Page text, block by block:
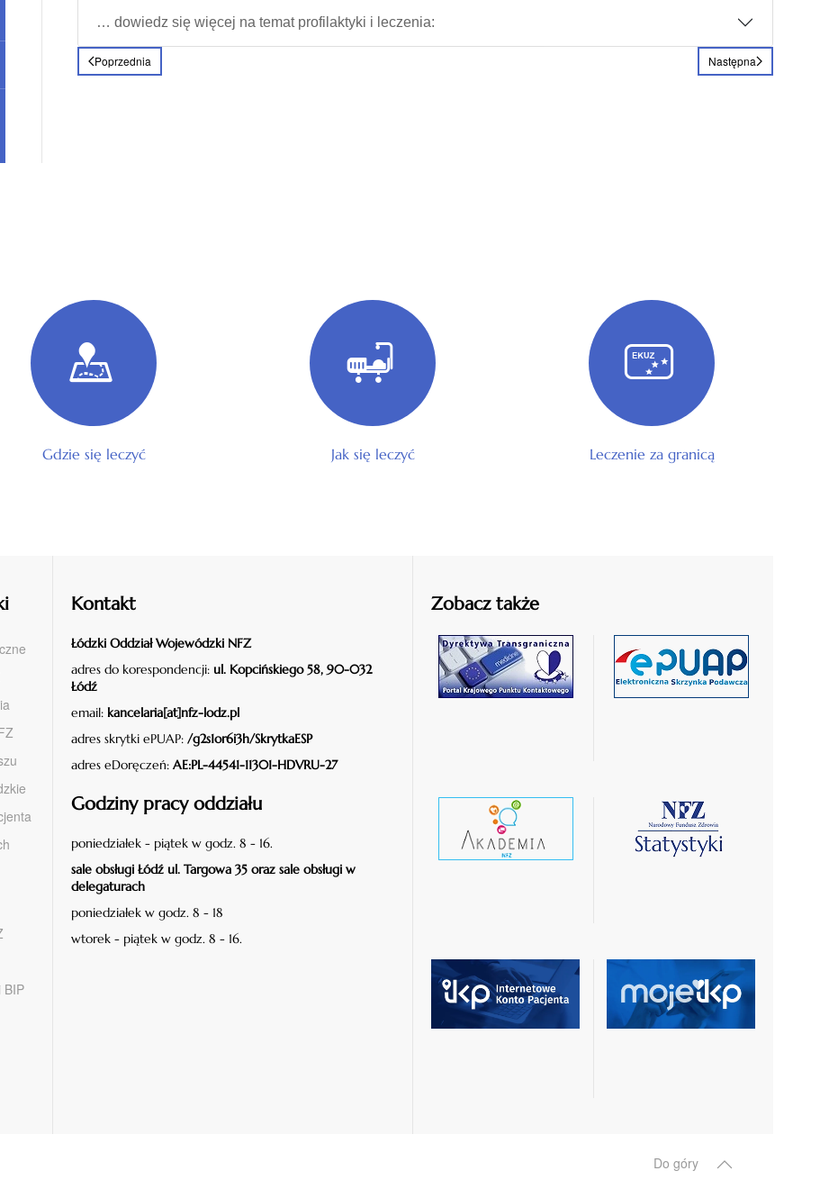
… dowiedz się więcej na temat profilaktyki i leczenia:
Poprzednia Następna
Gdzie się leczyć Jak się leczyć Leczenie za granicą
BIP
Kontakt
Łódzki Oddział Wojewódzki NFZ
adres do korespondencji: ul. Kopcińskiego 58, 90-032
Łódź
email: kancelaria[at]nfz-lodz.pl
adres skrytki ePUAP: /g2s1or6i3h/SkrytkaESP
adres eDoręczeń: AE:PL-44541-11301-HDVRU-27
Godziny pracy oddziału
poniedziałek - piątek w godz. 8 - 16.
sale obsługi Łódź ul. Targowa 35 oraz sale obsługi w
delegaturach
poniedziałek w godz. 8 - 18
wtorek - piątek w godz. 8 - 16.
Zobacz także
czytaj
czytaj
czytaj
czytaj
czytaj
czytaj
Do góry